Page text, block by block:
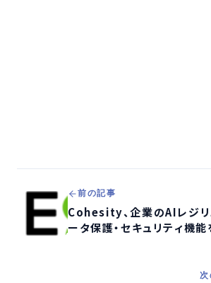
前の記事
Cohesity、企業のAIレジ
ータ保護・セキュリティ機
次